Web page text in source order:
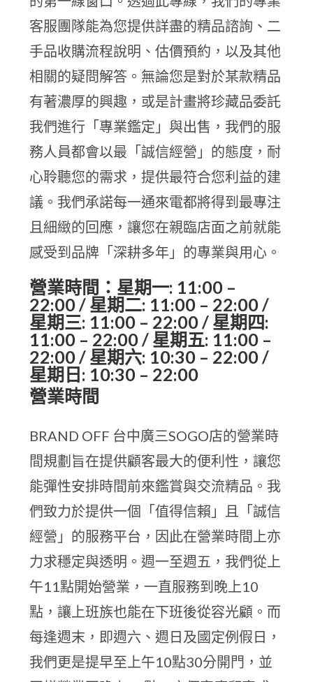
客服團隊能為您提供詳盡的精品諮詢、二
手品收購流程說明、估價預約，以及其他
相關的疑問解答。無論您是對於某款精品
有著濃厚的興趣，或是計畫將珍藏品委託
我們進行「專業鑑定」與出售，我們的服
務人員都會以最「誠信經營」的態度，耐
心聆聽您的需求，提供最符合您利益的建
議。我們承諾每一通來電都將得到最專注
且細緻的回應，讓您在親臨店面之前就能
感受到品牌「深耕多年」的專業與用心。
營業時間：星期一: 11:00 –
22:00 / 星期二: 11:00 – 22:00 /
星期三: 11:00 – 22:00 / 星期四:
11:00 – 22:00 / 星期五: 11:00 –
22:00 / 星期六: 10:30 – 22:00 /
星期日: 10:30 – 22:00
營業時間
BRAND OFF 台中廣三SOGO店的營業時
間規劃旨在提供顧客最大的便利性，讓您
能彈性安排時間前來鑑賞與交流精品。我
們致力於提供一個「值得信賴」且「誠信
經營」的服務平台，因此在營業時間上亦
力求穩定與透明。週一至週五，我們從上
午11點開始營業，一直服務到晚上10
點，讓上班族也能在下班後從容光顧。而
每逢週末，即週六、週日及國定例假日，
我們更是提早至上午10點30分開門，並